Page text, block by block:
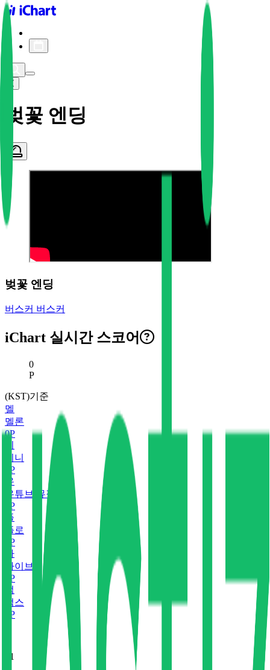
iChart logo
벚꽃 엔딩
벚꽃 엔딩
버스커 버스커
iChart 실시간 스코어
현재 스코어
0
P
(KST)기준
멜
멜론
0P
지니
P
유
유튜브 뮤직
P
플
플로
P
바
바이브
P
벅
벅스
P
1